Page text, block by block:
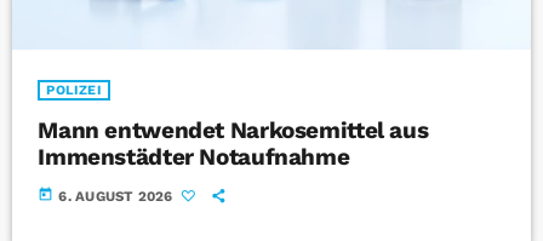
POLIZEI
Mann entwendet Narkosemittel aus
Immenstädter Notaufnahme
today 6. AUGUST 2026